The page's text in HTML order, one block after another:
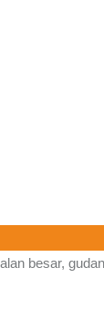
besar,